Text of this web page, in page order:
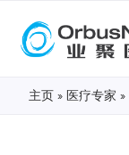
主页 » 医疗专家 »